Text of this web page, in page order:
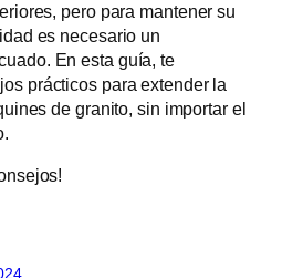
pero para mantener su
es necesario un
En esta guía, te
prácticos para extender la
de granito, sin importar el